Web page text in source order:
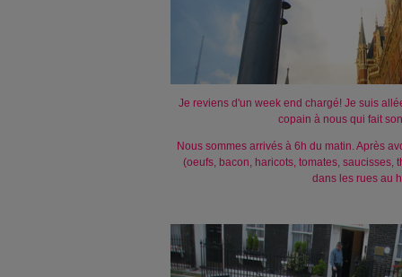
Je reviens d'un week end chargé! Je suis
copain à nous qui fait
Nous sommes arrivés à 6h du matin. Après
(oeufs, bacon, haricots, tomates, saucisses,
dans les rues au